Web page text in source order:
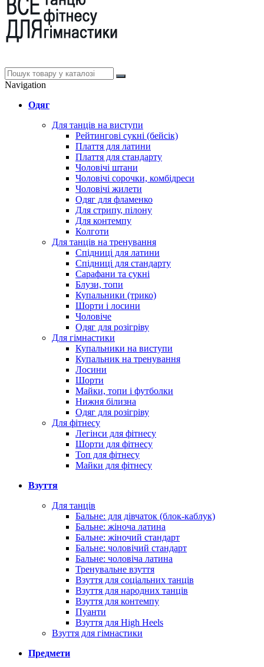
Navigation
Одяг
Для танців на виступи
Рейтингові сукні (бейсік)
Плаття для латини
Плаття для стандарту
Чоловічі штани
Чоловічі сорочки, комбідреси
Чоловічі жилети
Одяг для фламенко
Для стрипу, пілону
Для контемпу
Колготи
Для танців на тренування
Спідниці для латини
Спідниці для стандарту
Сарафани та сукні
Блузи, топи
Купальники (трико)
Шорти і лосини
Чоловіче
Одяг для розігріву
Для гімнастики
Купальники на виступи
Купальник на тренування
Лосини
Шорти
Майки, топи і футболки
Нижня білизна
Одяг для розігріву
Для фітнесу
Легінси для фітнесу
Шорти для фітнесу
Топ для фітнесу
Майки для фітнесу
Взуття
Для танців
Бальне: для дівчаток (блок-каблук)
Бальне: жіноча латина
Бальне: жіночий стандарт
Бальне: чоловічий стандарт
Бальне: чоловіча латина
Тренувальне взуття
Взуття для соціальних танців
Взуття для народних танців
Взуття для контемпу
Пуанти
Взуття для High Heels
Взуття для гімнастики
Предмети